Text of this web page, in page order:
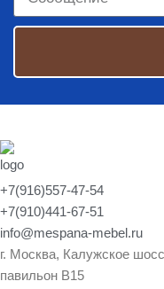
+7(916)557-47-54
+7(910)441-67-51
info@mespana-mebel.ru
г. Москва, Калужское
павильон В15